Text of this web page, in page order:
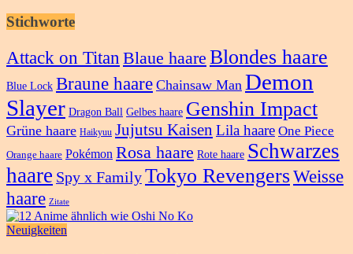
Stichworte
Attack on Titan Blaue haare Blondes haare
Blue Lock Braune haare Chainsaw Man Demon
Slayer Dragon Ball Gelbes haare Genshin Impact
Grüne haare Haikyuu Jujutsu Kaisen Lila haare One Piece
Orange haare Pokémon Rosa haare Rote haare Schwarzes
haare Spy x FamilyTokyo RevengersWeisse
haare Zitate
Neuigkeiten